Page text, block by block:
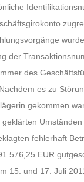
der
des
es zu
gekommen
Umständen
fehlerhaft
EUR
15. und 17. Juli